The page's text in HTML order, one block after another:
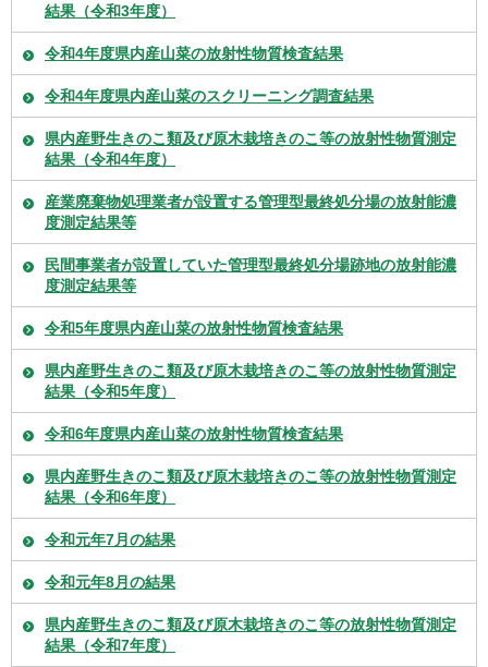
結果（令和3年度）
令和4年度県内産山菜の放射性物質検査結果
令和4年度県内産山菜のスクリーニング調査結果
県内産野生きのこ類及び原木栽培きのこ等の放射性物質測定
結果（令和4年度）
産業廃棄物処理業者が設置する管理型最終処分場の放射能濃
度測定結果等
民間事業者が設置していた管理型最終処分場跡地の放射能濃
度測定結果等
令和5年度県内産山菜の放射性物質検査結果
県内産野生きのこ類及び原木栽培きのこ等の放射性物質測定
結果（令和5年度）
令和6年度県内産山菜の放射性物質検査結果
県内産野生きのこ類及び原木栽培きのこ等の放射性物質測定
結果（令和6年度）
令和元年7月の結果
令和元年8月の結果
県内産野生きのこ類及び原木栽培きのこ等の放射性物質測定
結果（令和7年度）